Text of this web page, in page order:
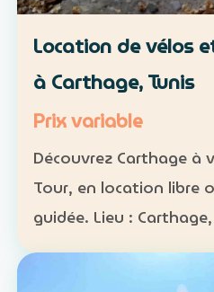
Location de vélos
à Carthage, Tunis
Prix variable
Découvrez Carthage à
Tour, en location libre
guidée. Lieu : Carthage, Tunis Formules :
location libre ou